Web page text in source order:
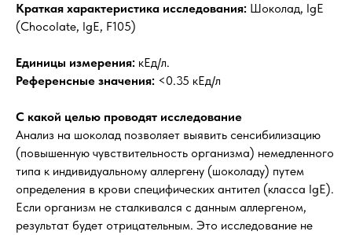
Краткая характеристика исследования: Шоколад, IgE
(Chocolate, IgE, F105)
Единицы измерения: кЕд/л.
Референсные значения: <0.35 кЕд/л
С какой целью проводят исследование
Анализ на шоколад позволяет выявить сенсибилизацию
(повышенную чувствительность организма) немедленного
типа к индивидуальному аллергену (шоколаду) путем
определения в крови специфических антител (класса IgE).
Если организм не сталкивался с данным аллергеном,
результат будет отрицательным. Это исследование не